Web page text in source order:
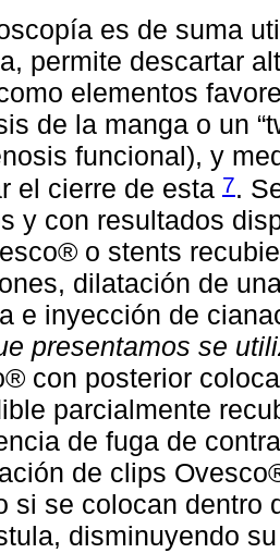
es de suma
permite descartar
elementos
de la manga o un
funcional), y
el cierre de esta 7.
y con resultados
o stents
dilatación de
e inyección de
presentamos se
con posterior
parcialmente
de fuga de
de clips
si se colocan dentro
disminuyendo